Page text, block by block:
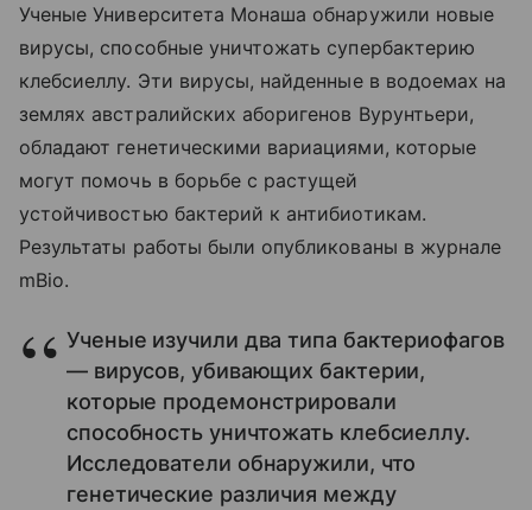
Ученые Университета Монаша обнаружили новые
вирусы, способные уничтожать супербактерию
клебсиеллу. Эти вирусы, найденные в водоемах на
землях австралийских аборигенов Вурунтьери,
обладают генетическими вариациями, которые
могут помочь в борьбе с растущей
устойчивостью бактерий к антибиотикам.
Результаты работы были опубликованы в журнале
mBio.
Ученые изучили два типа бактериофагов
— вирусов, убивающих бактерии,
которые продемонстрировали
способность уничтожать клебсиеллу.
Исследователи обнаружили, что
генетические различия между